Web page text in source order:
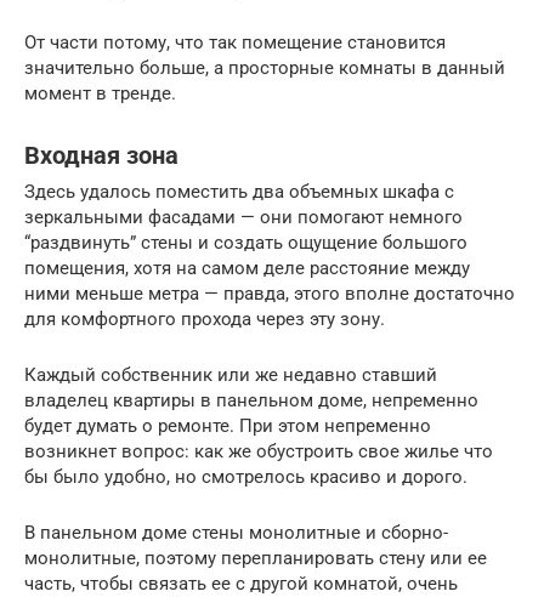
От части потому, что так помещение становится
значительно больше, а просторные комнаты в данный
момент в тренде.
Входная зона
Здесь удалось поместить два объемных шкафа с
зеркальными фасадами — они помогают немного
“раздвинуть” стены и создать ощущение большого
помещения, хотя на самом деле расстояние между
ними меньше метра — правда, этого вполне достаточно
для комфортного прохода через эту зону.
Каждый собственник или же недавно ставший
владелец квартиры в панельном доме, непременно
будет думать о ремонте. При этом непременно
возникнет вопрос: как же обустроить свое жилье что
бы было удобно, но смотрелось красиво и дорого.
В панельном доме стены монолитные и сборно-
монолитные, поэтому перепланировать стену или ее
часть, чтобы связать ее с другой комнатой, очень